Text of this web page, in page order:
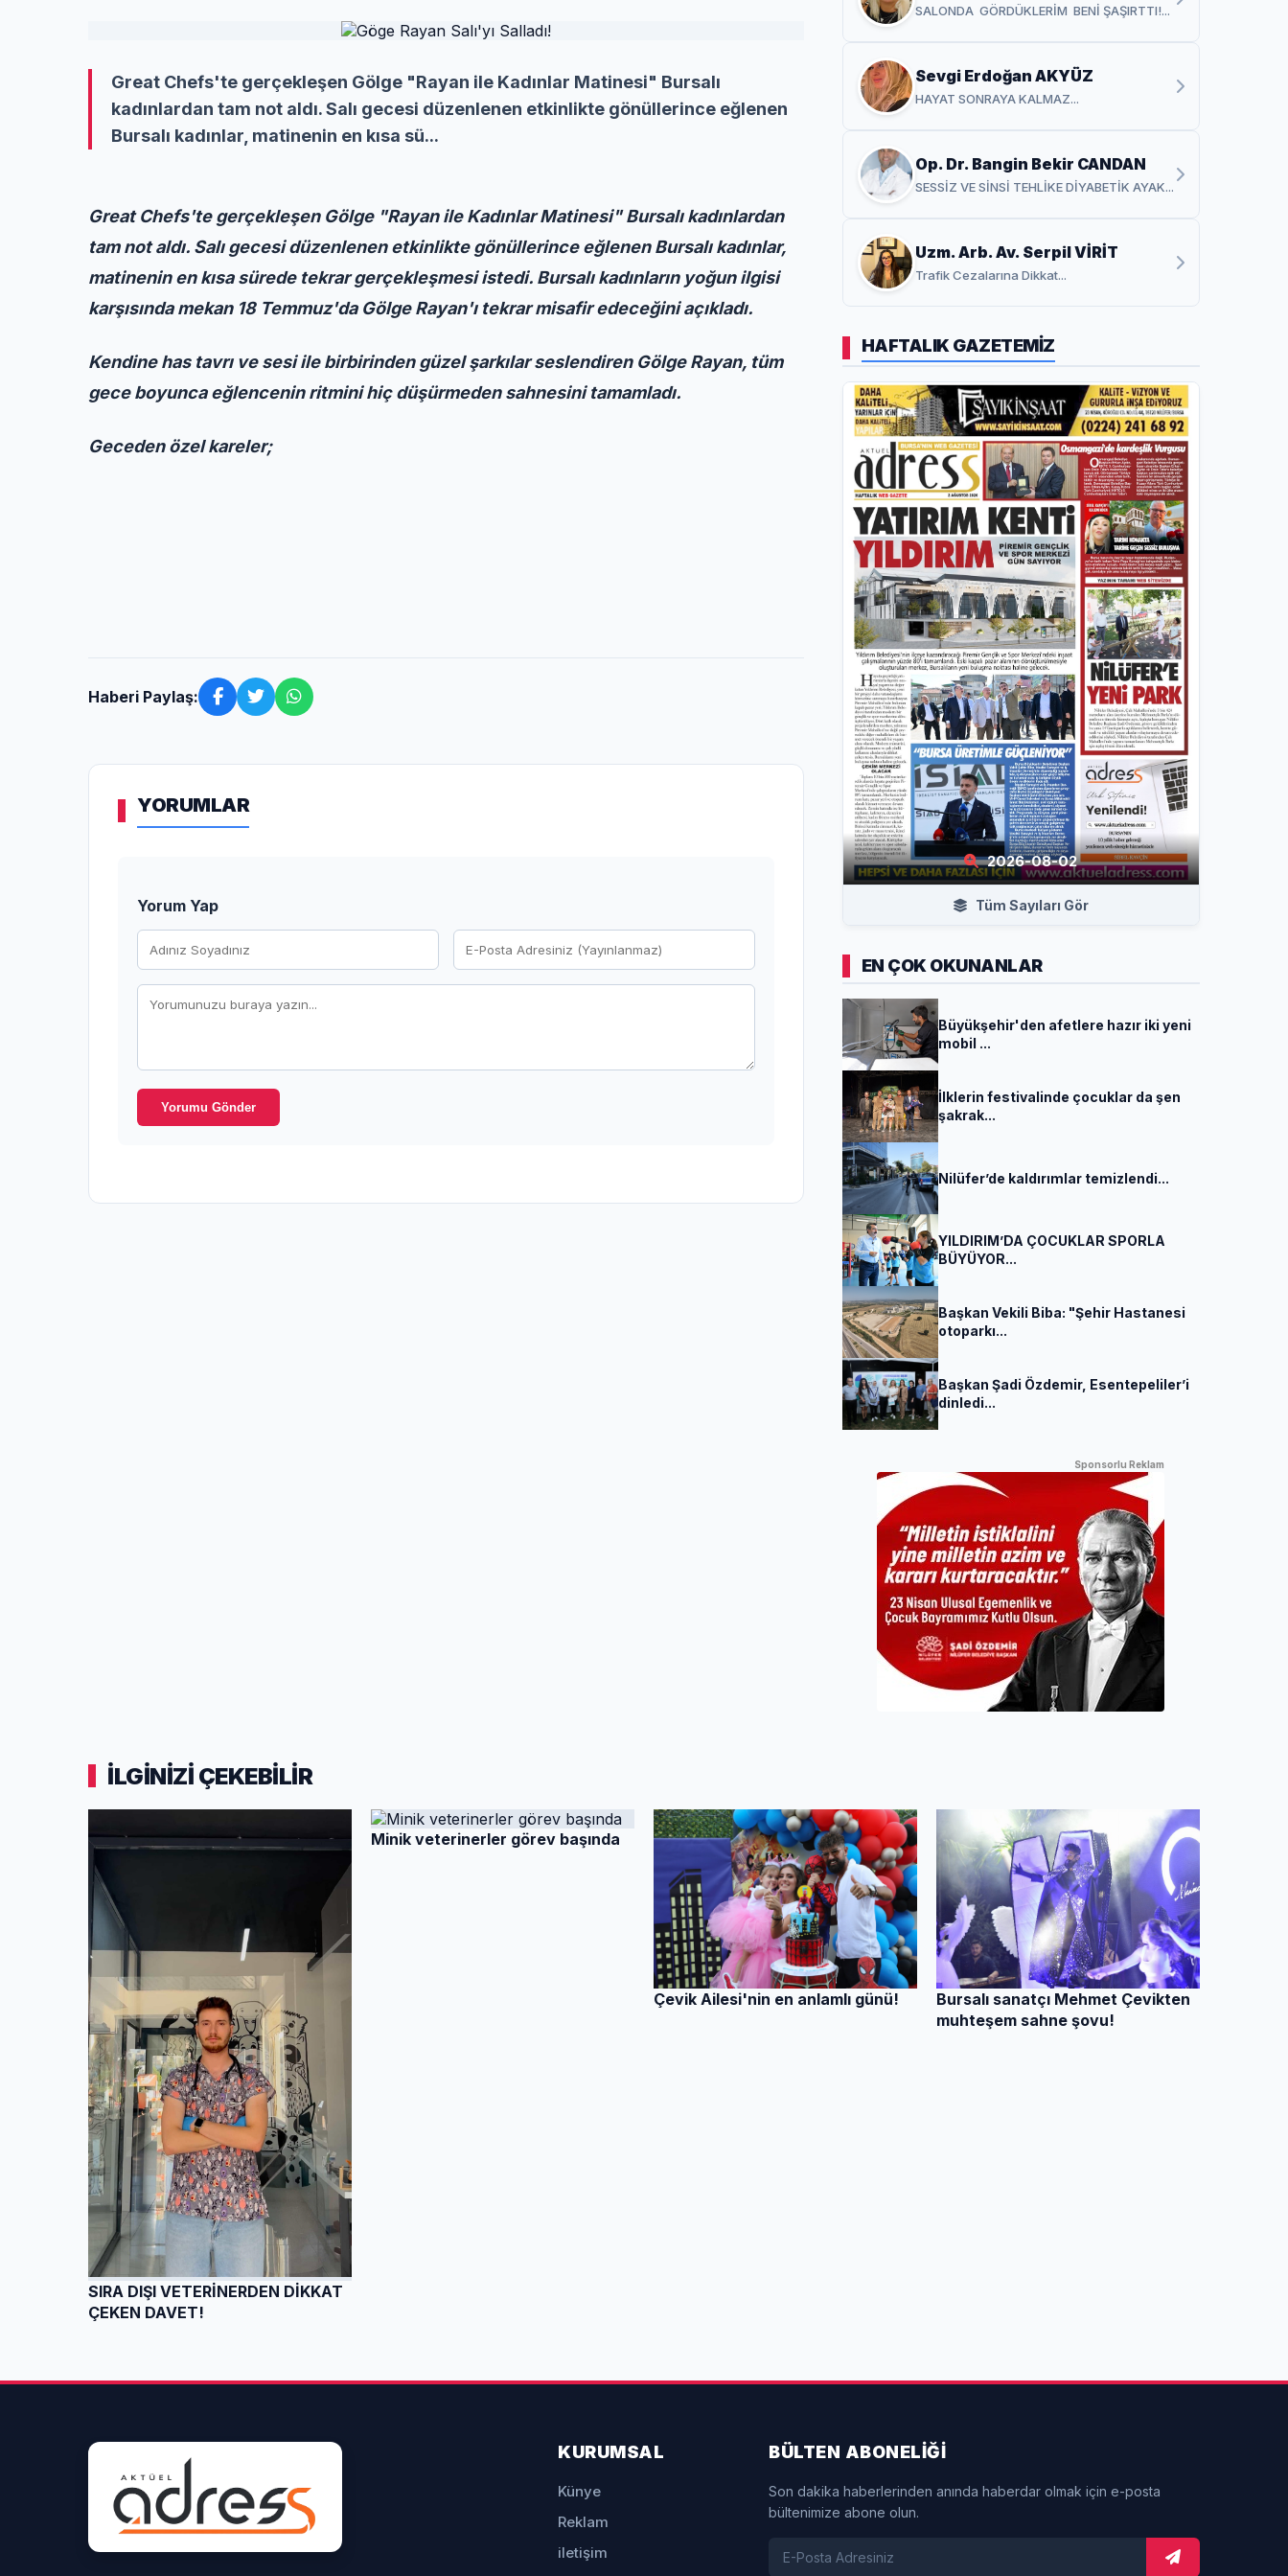
Great Chefs'te gerçekleşen Gölge "Rayan ile Kadınlar Matinesi" Bursalı
kadınlardan tam not aldı. Salı gecesi düzenlenen etkinlikte gönüllerince eğlenen
Bursalı kadınlar, matinenin en kısa sü...
Great Chefs'te gerçekleşen Gölge "Rayan ile Kadınlar Matinesi" Bursalı kadınlardan
tam not aldı. Salı gecesi düzenlenen etkinlikte gönüllerince eğlenen Bursalı kadınlar,
matinenin en kısa sürede tekrar gerçekleşmesi istedi. Bursalı kadınların yoğun ilgisi
karşısında mekan 18 Temmuz'da Gölge Rayan'ı tekrar misafir edeceğini açıkladı.
Kendine has tavrı ve sesi ile birbirinden güzel şarkılar seslendiren Gölge Rayan, tüm
gece boyunca eğlencenin ritmini hiç düşürmeden sahnesini tamamladı.
Geceden özel kareler;
Haberi Paylaş:
YORUMLAR
Yorum Yap
Yorumu Gönder
SALONDA GÖRDÜKLERİM BENİ ŞAŞIRTTI!...
Sevgi Erdoğan AKYÜZ
HAYAT SONRAYA KALMAZ...
Op. Dr. Bangin Bekir CANDAN
SESSİZ VE SİNSİ TEHLİKE DİYABETİK AYAK...
Uzm. Arb. Av. Serpil VİRİT
Trafik Cezalarına Dikkat...
HAFTALIK GAZETEMİZ
2026-08-02
Tüm Sayıları Gör
EN ÇOK OKUNANLAR
Büyükşehir'den afetlere hazır iki yeni
mobil ...
İlklerin festivalinde çocuklar da şen
şakrak...
Nilüfer’de kaldırımlar temizlendi...
YILDIRIM’DA ÇOCUKLAR SPORLA
BÜYÜYOR...
Başkan Vekili Biba: "Şehir Hastanesi
otoparkı...
Başkan Şadi Özdemir, Esentepeliler’i
dinledi...
Sponsorlu Reklam
İLGİNİZİ ÇEKEBİLİR
SIRA DIŞI VETERİNERDEN DİKKAT
ÇEKEN DAVET!
Minik veterinerler görev başında
Çevik Ailesi'nin en anlamlı günü!
Bursalı sanatçı Mehmet Çevikten
muhteşem sahne şovu!
KURUMSAL
Künye
Reklam
iletişim
BÜLTEN ABONELİĞİ
Son dakika haberlerinden anında haberdar olmak için e-posta
bültenimize abone olun.